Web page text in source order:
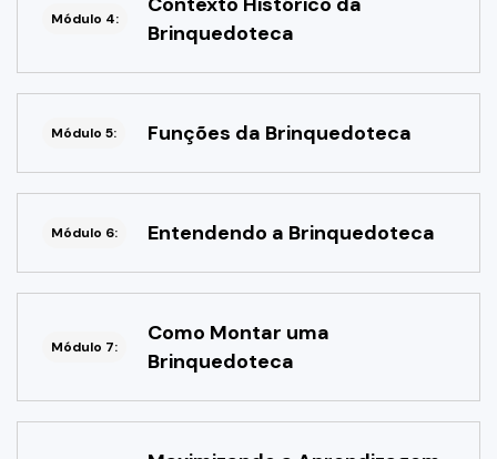
Módulo 4:
Brinquedoteca
Módulo 5: Funções da Brinquedoteca
Módulo 6: Entendendo a Brinquedoteca
Módulo 7:
Como Montar uma
Brinquedoteca